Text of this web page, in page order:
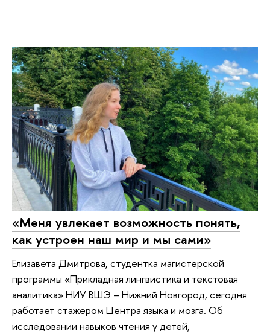
«Меня увлекает возможность понять,
как устроен наш мир и мы сами»
Елизавета Дмитрова, студентка магистерской
программы «Прикладная лингвистика и текстовая
аналитика» НИУ ВШЭ – Нижний Новгород, сегодня
работает стажером Центра языка и мозга. Об
исследовании навыков чтения у детей,